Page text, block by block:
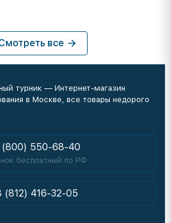
все
турник — Интернет-магазин
в Москве, все товары недорого
550-68-40
бесплатный по РФ
(812) 416-32-05